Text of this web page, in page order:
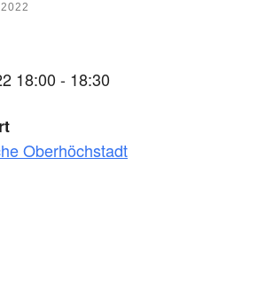
18:00 - 18:30
Oberhöchstadt